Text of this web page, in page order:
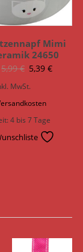
Mimi
24650
5,99€
Preis
5,39€
MwSt.
4 bis 7 Tage